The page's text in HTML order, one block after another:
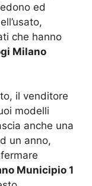
ed
che hanno
Milano
il venditore
modelli
anche una
un anno,
Municipio 1